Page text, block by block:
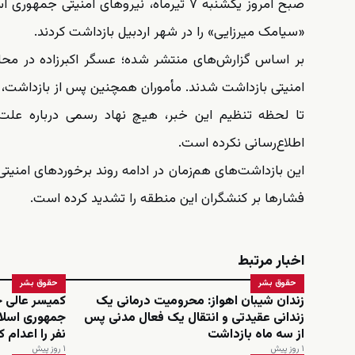
صبح امروز یکشنبه ۷ تیرماه، نیروهای
«سیامک میرزایی» را در شهر اردبیل بازداشت کردند.
بر اساس گزارش‌های منتشر شده؛ عسگر اکبرزاده در
امنیتی بازداشت شدند. مأموران همچنین پس از بازداشت،
تا لحظه تنظیم این خبر، هیچ نهاد رسمی درباره
اطلاع‌رسانی نکرده است.
این بازداشت‌های هم‌زمان در ادامه روند برخوردهای
فشارها بر کنشگران این منطقه را تشدید کرده است.
اخبار مرتبط
حقوق بشر
زندان شیبان اهواز: محرومیت درمانی یک
زندانی عقیدتی و انتقال یک فعال مدنی پس
از سه ماه بازداشت
۱ روز پیش
حقوق بشر
کمیسر
نفر را
۱ روز پیش